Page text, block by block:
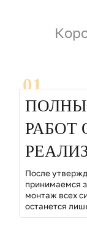
01
РАБОТ
После
принимаемся
монтаж всех
останется